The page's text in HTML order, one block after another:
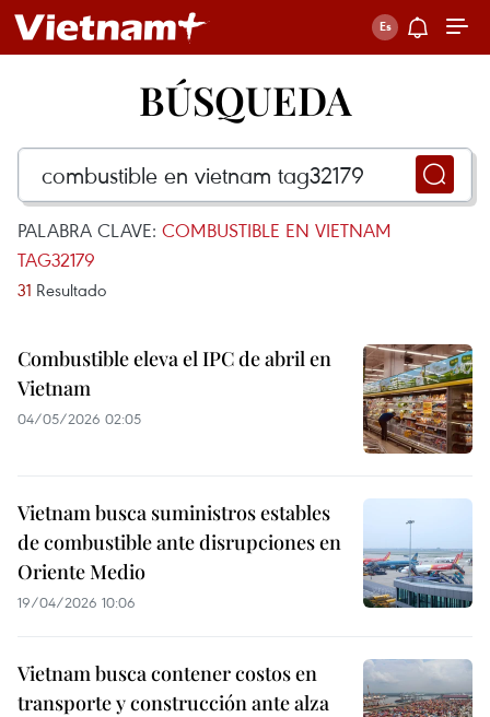
BÚSQUEDA
PALABRA CLAVE: COMBUSTIBLE EN VIETNAM
TAG32179
31 Resultado
Combustible eleva el IPC de abril en
Vietnam
04/05/2026 02:05
Vietnam busca suministros estables
de combustible ante disrupciones en
Oriente Medio
19/04/2026 10:06
Vietnam busca contener costos en
transporte y construcción ante alza